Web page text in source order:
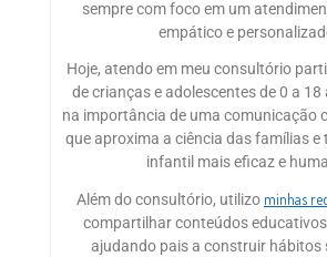
sempre com foco em um
empático e
Hoje, atendo em meu consultório
de crianças e adolescentes de 0 a
na importância de uma comunicação
que aproxima a ciência das famílias e
infantil mais eficaz e
Além do consultório, utilizo minhas
compartilhar conteúdos
ajudando pais a construir hábitos